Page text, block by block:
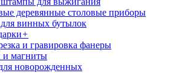
деревянные столовые приборы
винных бутылок
+
и гравировка фанеры
и магниты
новорожденных